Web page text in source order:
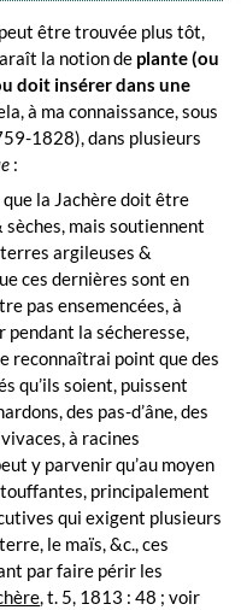
être trouvée plus tôt,
la notion de plante (ou
doit insérer dans une
à ma connaissance, sous
1828), dans plusieurs
:
la Jachère doit être
mais soutiennent
argileuses &
ces dernières sont en
pas ensemencées, à
la sécheresse,
reconnaîtrai point que des
qu’ils soient, puissent
des pas-d’âne, des
à racines
y parvenir qu’au moyen
principalement
qui exigent plusieurs
le maïs, &c., ces
par faire périr les
, t. 5, 1813 : 48 ; voir